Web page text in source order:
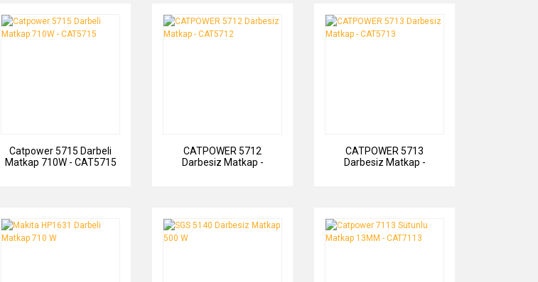
Catpower 5715 Darbeli
Matkap 710W - CAT5715
CATPOWER 5712
Darbesiz Matkap -
CATPOWER 5713
Darbesiz Matkap -